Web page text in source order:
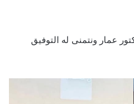
عمار ونتمنى له التوفيق